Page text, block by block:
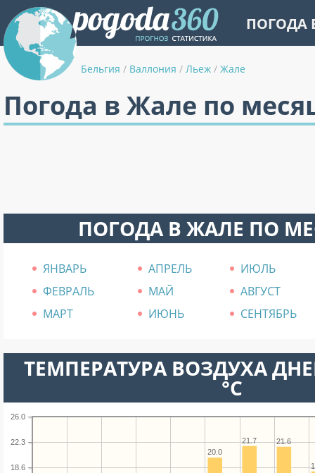
ПОГОДА
Бельгия / Валлония / Льеж / Жале
Погода в Жале по
ПОГОДА В ЖАЛЕ ПО
ЯНВАРЬ АПРЕЛЬ
ИЮЛЬ
ФЕВРАЛЬ
МАЙ
АВГУСТ
МАРТ
ИЮНЬ СЕНТЯБРЬ
ТЕМПЕРАТУРА ВОЗДУХА
°C
18.6
22.3
26.0
21.6
21.7
20.0